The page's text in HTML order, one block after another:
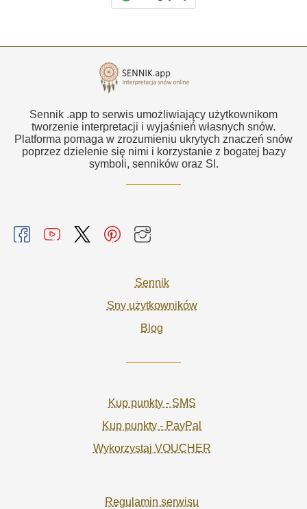
Sennik .app to serwis umożliwiający użytkownikom
tworzenie interpretacji i wyjaśnień własnych snów.
Platforma pomaga w zrozumieniu ukrytych znaczeń snów
poprzez dzielenie się nimi i korzystanie z bogatej bazy
symboli, senników oraz SI.
Sennik
Sny użytkowników
Blog
Kup punkty - SMS
Kup punkty - PayPal
Wykorzystaj VOUCHER
Regulamin serwisu